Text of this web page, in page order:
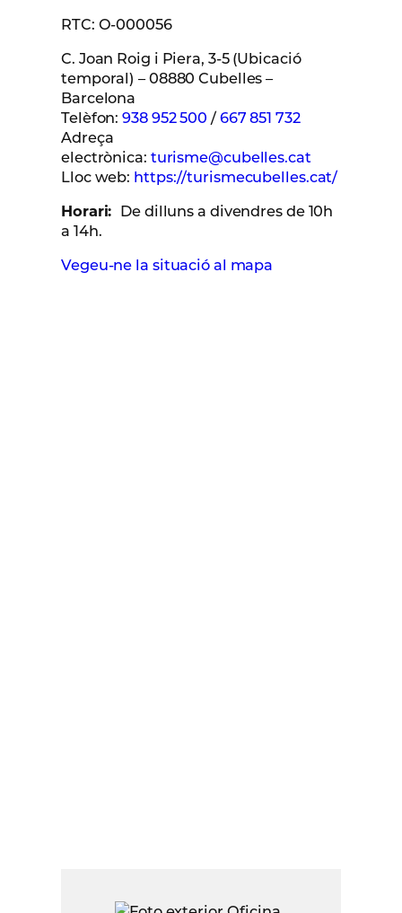
RTC: O-000056
C. Joan Roig i Piera, 3-5 (Ubicació
temporal) – 08880 Cubelles –
Barcelona
Telèfon:938 952 500 / 667 851 732
Adreça
electrònica: turisme@cubelles.cat
Lloc web: https://turismecubelles.cat/
Horari: De dilluns a divendres de 10h
a 14h.
Vegeu-ne la situació al mapa